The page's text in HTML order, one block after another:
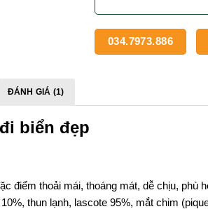
034.7973.886
ĐÁNH GIÁ (1)
biển đẹp
điểm thoải mái, thoáng mát, dễ chịu, phù
thun lạnh, lascote 95%, mắt chim